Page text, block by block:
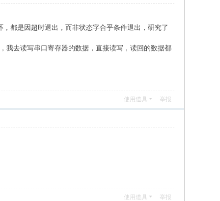
都是因超时退出，而非状态字合乎条件退出，研究了
我去读写串口寄存器的数据，直接读写，读回的数据都
使用道具 举报
使用道具 举报